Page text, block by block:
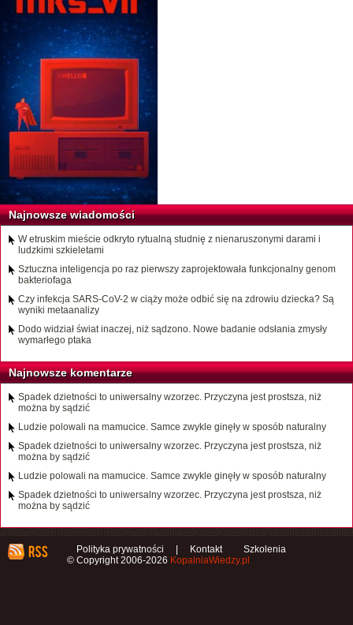
Najnowsze wiadomości
W etruskim mieście odkryto rytualną studnię z nienaruszonymi darami i
ludzkimi szkieletami
Sztuczna inteligencja po raz pierwszy zaprojektowała funkcjonalny genom
bakteriofaga
Czy infekcja SARS-CoV-2 w ciąży może odbić się na zdrowiu dziecka? Są
wyniki metaanalizy
Dodo widział świat inaczej, niż sądzono. Nowe badanie odsłania zmysły
wymarłego ptaka
Najnowsze komentarze
Spadek dzietności to uniwersalny wzorzec. Przyczyna jest prostsza, niż
można by sądzić
Ludzie polowali na mamucice. Samce zwykle ginęły w sposób naturalny
Spadek dzietności to uniwersalny wzorzec. Przyczyna jest prostsza, niż
można by sądzić
Ludzie polowali na mamucice. Samce zwykle ginęły w sposób naturalny
Spadek dzietności to uniwersalny wzorzec. Przyczyna jest prostsza, niż
można by sądzić
Polityka prywatności Kontakt
Szkolenia
© Copyright 2006-2026 KopalniaWiedzy.pl